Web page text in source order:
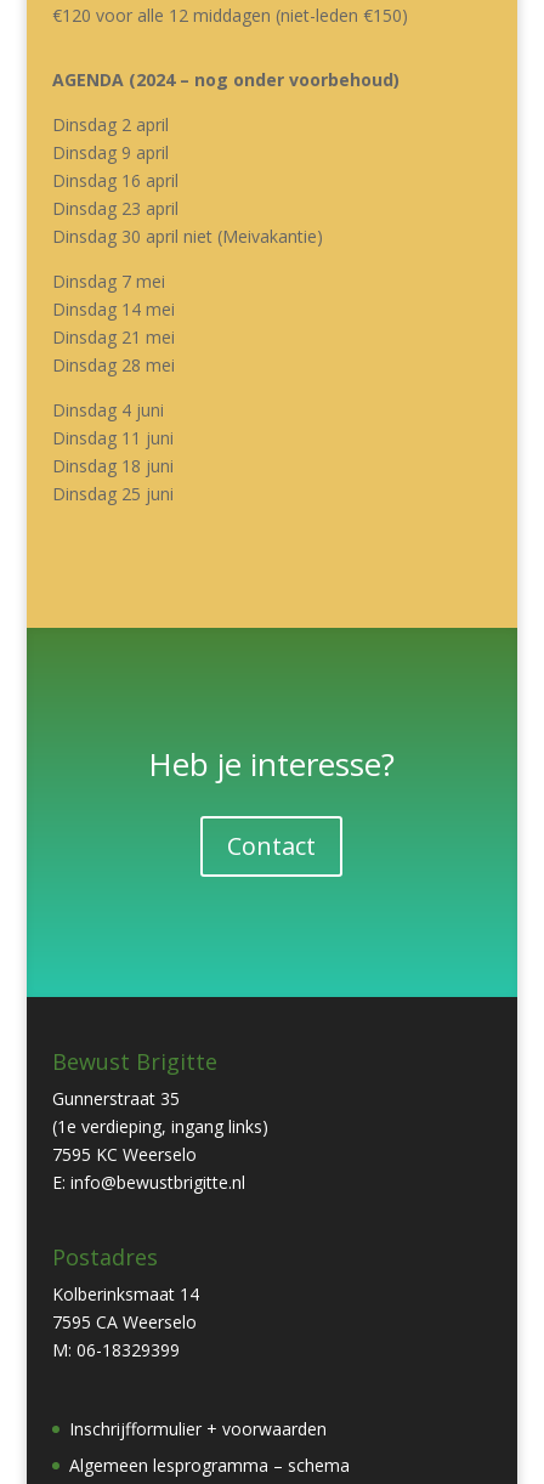
€120 voor alle 12 middagen (niet-leden €150)
AGENDA (2024 – nog onder voorbehoud)
Dinsdag 2 april
Dinsdag 9 april
Dinsdag 16 april
Dinsdag 23 april
Dinsdag 30 april niet (Meivakantie)
Dinsdag 7 mei
Dinsdag 14 mei
Dinsdag 21 mei
Dinsdag 28 mei
Dinsdag 4 juni
Dinsdag 11 juni
Dinsdag 18 juni
Dinsdag 25 juni
Heb je interesse?
Contact
Bewust Brigitte
Gunnerstraat 35
(1e verdieping, ingang links)
7595 KC Weerselo
E: info@bewustbrigitte.nl
Postadres
Kolberinksmaat 14
7595 CA Weerselo
M: 06-18329399
Inschrijfformulier + voorwaarden
Algemeen lesprogramma – schema